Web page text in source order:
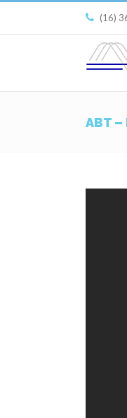
(16)
ABT